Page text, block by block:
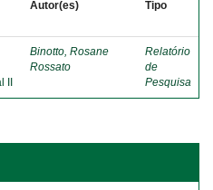
Autor(es) Tipo
Binotto, Rosane
Rossato
Relatório
de
Pesquisa